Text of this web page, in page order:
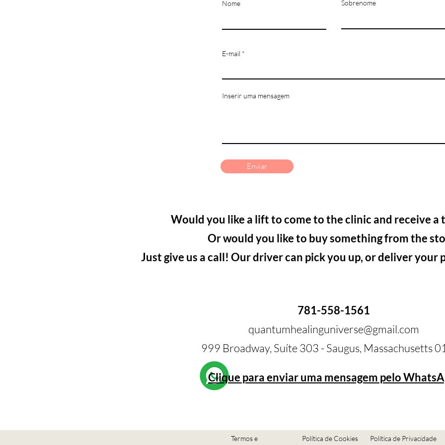
Nome Sobrenome
E-mail
Inserir uma mensagem
Enviar
Would you like a lift to come to the clinic and receive a
Or would you like to buy something from the
Just give us a call! Our driver can pick you up, or deliver your
781-558-1561
quantumhealinguniverse@gmail.com
999 Broadway, Suíte 303 - Saugus, Massachusetts
Clique para enviar uma mensagem pelo
Termos e Política de Cookies Política de Privacidade